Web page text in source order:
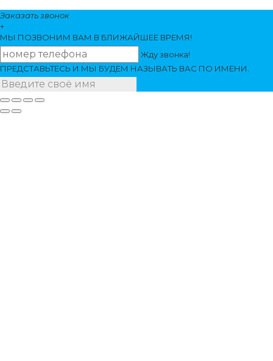
Заказать звонок
+
МЫ ПОЗВОНИМ ВАМ В БЛИЖАЙШЕЕ ВРЕМЯ!
Жду звонка!
ПРЕДСТАВЬТЕСЬ И МЫ БУДЕМ НАЗЫВАТЬ ВАС ПО ИМЕНИ.